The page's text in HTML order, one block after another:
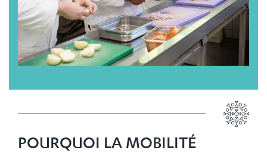
POURQUOI LA MOBILITÉ